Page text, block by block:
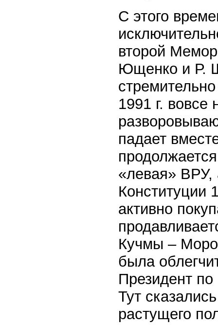
С этого
второй
Ющенко и Р.
1991 г.
падает
«левая» ВРУ,
Конституции
активно
Кучмы –
была
Президент
Тут
растущего